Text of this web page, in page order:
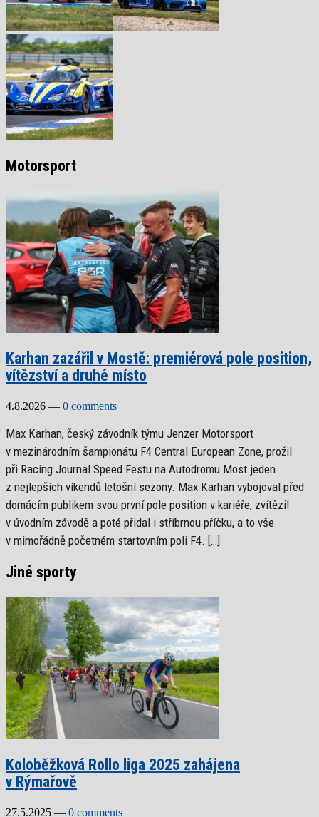
Motorsport
Karhan zazářil v Mostě: premiérová pole position,
vítězství a druhé místo
4.8.2026 — 0 comments
Max Karhan, český závodník týmu Jenzer Motorsport
v mezinárodním šampionátu F4 Central European Zone, prožil
při Racing Journal Speed Festu na Autodromu Most jeden
z nejlepších víkendů letošní sezony. Max Karhan vybojoval před
domácím publikem svou první pole position v kariéře, zvítězil
v úvodním závodě a poté přidal i stříbrnou příčku, a to vše
v mimořádně početném startovním poli F4. […]
Jiné sporty
Koloběžková Rollo liga 2025 zahájena
v Rýmařově
27.5.2025 — 0 comments